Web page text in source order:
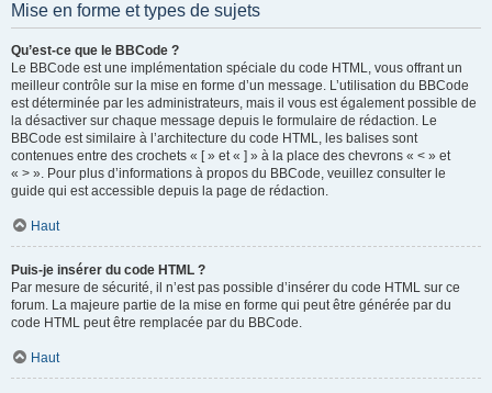
Mise en forme et types de sujets
Qu’est-ce que le BBCode ?
Le BBCode est une implémentation spéciale du code HTML, vous offrant un
meilleur contrôle sur la mise en forme d’un message. L’utilisation du BBCode
est déterminée par les administrateurs, mais il vous est également possible de
la désactiver sur chaque message depuis le formulaire de rédaction. Le
BBCode est similaire à l’architecture du code HTML, les balises sont
contenues entre des crochets « [ » et « ] » à la place des chevrons « < » et
« > ». Pour plus d’informations à propos du BBCode, veuillez consulter le
guide qui est accessible depuis la page de rédaction.
Haut
Puis-je insérer du code HTML ?
Par mesure de sécurité, il n’est pas possible d’insérer du code HTML sur ce
forum. La majeure partie de la mise en forme qui peut être générée par du
code HTML peut être remplacée par du BBCode.
Haut